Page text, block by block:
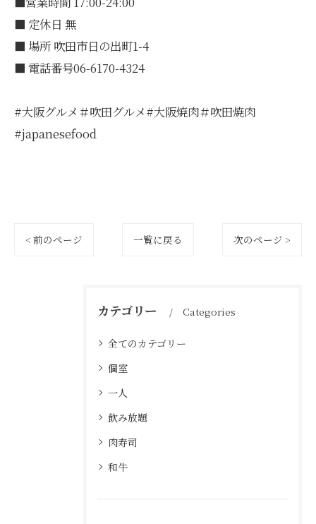
■ 定休日 無
■ 場所 吹田市日の出町1-4
■ 電話番号06-6170-4324
#大阪グルメ＃吹田グルメ#大阪焼肉＃吹田焼肉
#japanesefood
< 前のページ 一覧に戻る 次のページ >
カテゴリー Categories
全てのカテゴリー
個室
一人
飲み放題
肉寿司
和牛